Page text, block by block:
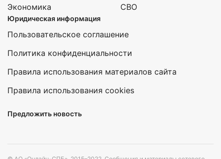
Экономика
СВО
Юридическая информация
Пользовательское соглашение
Политика конфиденциальности
Правила использования материалов сайта
Правила использования cookies
Предложить новость